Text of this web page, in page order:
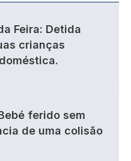
Feira: Detida
crianças
ferido sem
de uma colisão